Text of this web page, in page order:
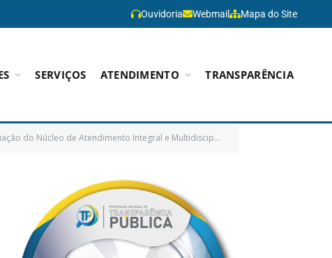
Ouvidoria Webmail Mapa do Site
SERVIÇOS ATENDIMENTO TRANSPARÊNCIA
e Multidisciplinar para homens que praticam violência doméstica e familiar – NAIM)